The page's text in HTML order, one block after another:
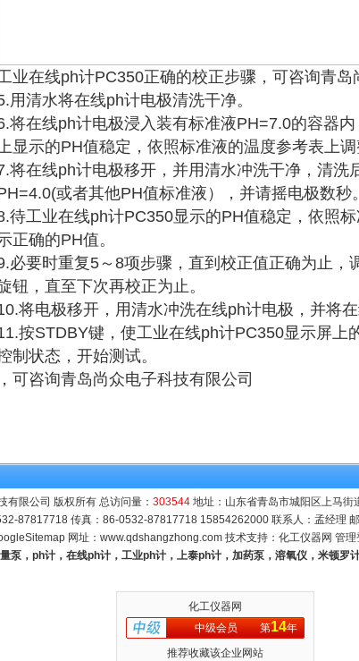
业在线ph计PC350正确的校正步骤，可咨询青岛
用清水将在线ph计电极清洗干净。
将在线ph计电极浸入装有标准液PH=7.0的容器
显示的PH值稳定，依照标准液的温度参考表上调
将在线ph计电极移开，并用清水冲洗干净，清洗
或者其他PH值标准液），并请摇电极数秒。
待工业在线ph计PC350显示的PH值稳定，依照
正确的PH值。
必要时重复5～8项步骤，直到校正值正确为止，
钮，直至下次再校正为止。
将电极移开，用清水冲洗在线ph计电极，并将
按STDBY键，使工业在线ph计PC350显示屏上
制状态，开始测试。
，可咨询青岛尚众电子科技有限公司
有限公司 版权所有 总访问量： 303544地址：山东省青岛市城阳区上马街
87817718 传真：86-0532-87817718 15854262000 联系人：孟经理 邮
网址： www.qdshangzhong.com 技术支持： 化工仪器网 管理
泵，ph计，在线ph计，工业ph计，上泰ph计，加药泵，溶氧仪，米顿罗
化工仪器网
中级会员
第14年
推荐收藏该企业网站